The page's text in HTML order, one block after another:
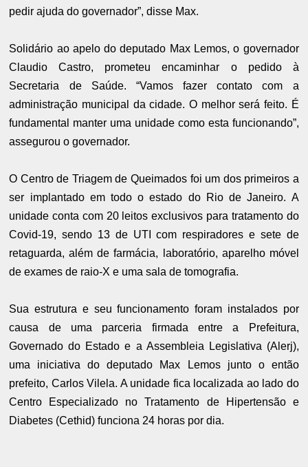
pedir ajuda do governador”, disse Max.
Solidário ao apelo do deputado Max Lemos, o governador
Claudio Castro, prometeu encaminhar o pedido à
Secretaria de Saúde. “Vamos fazer contato com a
administração municipal da cidade. O melhor será feito. É
fundamental manter uma unidade como esta funcionando”,
assegurou o governador.
O Centro de Triagem de Queimados foi um dos primeiros a
ser implantado em todo o estado do Rio de Janeiro. A
unidade conta com 20 leitos exclusivos para tratamento do
Covid-19, sendo 13 de UTI com respiradores e sete de
retaguarda, além de farmácia, laboratório, aparelho móvel
de exames de raio-X e uma sala de tomografia.
Sua estrutura e seu funcionamento foram instalados por
causa de uma parceria firmada entre a Prefeitura,
Governado do Estado e a Assembleia Legislativa (Alerj),
uma iniciativa do deputado Max Lemos junto o então
prefeito, Carlos Vilela. A unidade fica localizada ao lado do
Centro Especializado no Tratamento de Hipertensão e
Diabetes (Cethid) funciona 24 horas por dia.